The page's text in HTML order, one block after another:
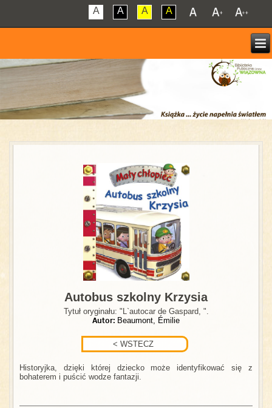
A A A A
Autobus szkolny Krzysia
Tytuł oryginału: "L`autocar de Gaspard, ".
Autor: Beaumont, Émilie
Historyjka, dzięki której dziecko może identyfikować się z
bohaterem i puścić wodze fantazji.